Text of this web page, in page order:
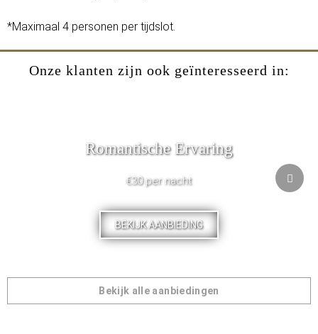
*Maximaal 4 personen per tijdslot.
Onze klanten zijn ook geïnteresseerd in:
Romantische Ervaring
€30 per nacht
BEKIJK AANBIEDING
Bekijk alle aanbiedingen